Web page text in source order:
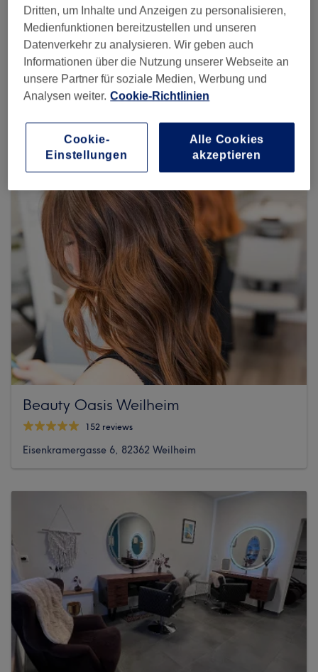
Auf Treatwell finden
Mehr Salons anzeigen
Beauty Oasis Weilheim
152 reviews
Eisenkramergasse 6, 82362 Weilheim
Dritten, um Inhalte und Anzeigen zu personalisieren,
Medienfunktionen bereitzustellen und unseren
Datenverkehr zu analysieren. Wir geben auch
Informationen über die Nutzung unserer Webseite an
unsere Partner für soziale Medien, Werbung und
Analysen weiter. Cookie-Richtlinien
Cookie-
Einstellungen
Alle Cookies
akzeptieren